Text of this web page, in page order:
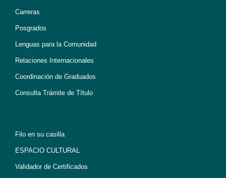
Carreras
Posgrados
Lenguas para la Comunidad
Relaciones Internacionales
Coordinación de Graduados
Consulta Trámite de Título
Filo en su casilla
ESPACIO CULTURAL
Validador de Certificados